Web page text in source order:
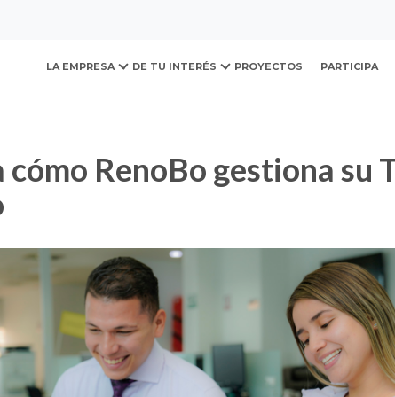
LA EMPRESA DE TU INTERÉS PROYECTOS PARTICIPA